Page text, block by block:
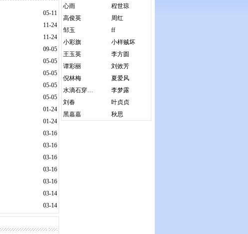
05-11
11-24
11-24
09-05
05-05
05-05
05-05
05-05
01-24
01-24
03-16
03-16
03-16
03-16
03-16
03-14
03-14
心雨
程世琼
高俊英
周红
邹玉
ff
小彩旗
小样贼坏
王玉英
李方圆
谭彩丽
刘效芳
倪林梅
夏爱风
水滴石穿…
李梦露
刘春
叶贞贞
黑嘉嘉
秋思